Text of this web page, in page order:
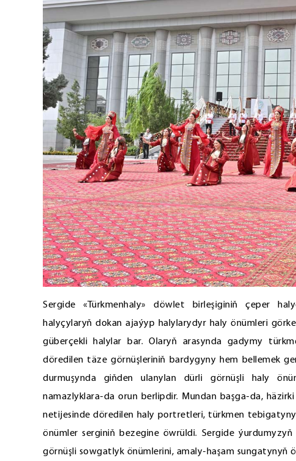
Sergide «Türkmenhaly» döwlet birleşiginiň çeper
halyçylaryň dokan ajaýyp halylarydyr haly önümleri
güberçekli halylar bar. Olaryň arasynda gadymy
döredilen täze görnüşleriniň bardygyny hem bellemek
durmuşynda giňden ulanylan dürli görnüşli haly
namazlyklara-da orun berlipdir. Mundan başga-da,
netijesinde döredilen haly portretleri, türkmen
önümler serginiň bezegine öwrüldi. Sergide
görnüşli sowgatlyk önümlerini, amaly-haşam sungatynyň